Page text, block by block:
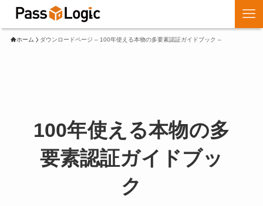
ホーム ダウンロードページ – 100年使える本物の多要素認証ガイドブック –
100年使える本物の多
要素認証ガイドブッ
ク